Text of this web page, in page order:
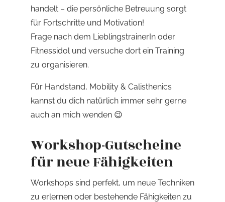
handelt – die persönliche Betreuung sorgt
für Fortschritte und Motivation!
Frage nach dem LieblingstrainerIn oder
Fitnessidol und versuche dort ein Training
zu organisieren.
Für Handstand, Mobility & Calisthenics
kannst du dich natürlich immer sehr gerne
auch an mich wenden 😉
Workshop-Gutscheine
für neue Fähigkeiten
Workshops sind perfekt, um neue Techniken
zu erlernen oder bestehende Fähigkeiten zu